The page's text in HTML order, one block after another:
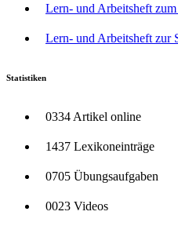
Lern- und Arbeitsheft
Lern- und Arbeitsheft zur
Statistiken
0334 Artikel online
1437 Lexikoneinträge
0705 Übungsaufgaben
0023 Videos